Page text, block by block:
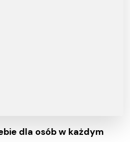
dla osób w każdym